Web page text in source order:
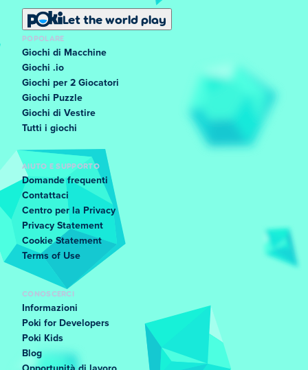
Let the world play
POPOLARE
Giochi di Macchine
Giochi .io
Giochi per 2 Giocatori
Giochi Puzzle
Giochi di Vestire
Tutti i giochi
AIUTO E SUPPORTO
Domande frequenti
Contattaci
Centro per la Privacy
Privacy Statement
Cookie Statement
Terms of Use
CONOSCERCI
Informazioni
Poki for Developers
Poki Kids
Blog